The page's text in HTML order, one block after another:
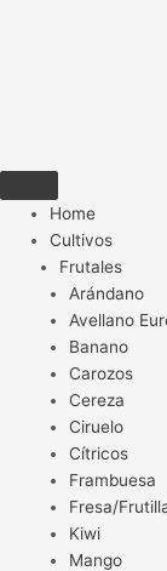
Home
Cultivos
Frutales
Arándano
Avellano
Banano
Carozos
Cereza
Ciruelo
Cítricos
Frambuesa
Fresa/
Kiwi
Mango